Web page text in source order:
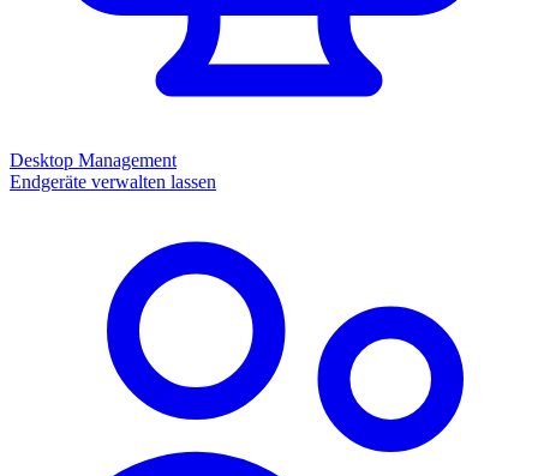
Desktop Management
Endgeräte verwalten lassen